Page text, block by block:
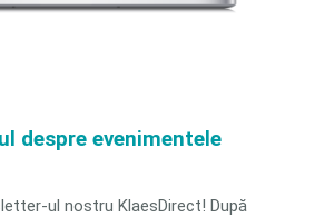
despre evenimentele
ul nostru KlaesDirect! După